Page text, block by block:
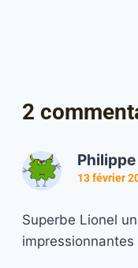
2
Philippe
13 février
Superbe Lionel